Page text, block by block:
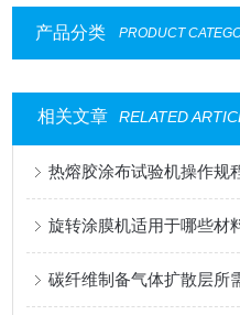
产品分类 PRODUCT
相关文章 RELATED
热熔胶涂布试验机操作规
旋转涂膜机适用于哪些材
碳纤维制备气体扩散层所